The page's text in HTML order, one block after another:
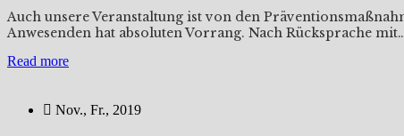
Auch unsere Veranstaltung ist von den
Anwesenden hat absoluten Vorrang. Nach Rücksprache
Read more
Nov., Fr., 2019